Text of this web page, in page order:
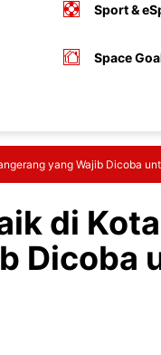
Sport &
Space
yang Wajib Dicoba
di Kota
Dicoba